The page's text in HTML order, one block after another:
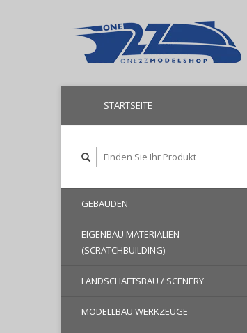
STARTSEITE
GEBÄUDEN
EIGENBAU MATERIALIEN
(SCRATCHBUILDING)
LANDSCHAFTSBAU / SCENERY
MODELLBAU WERKZEUGE